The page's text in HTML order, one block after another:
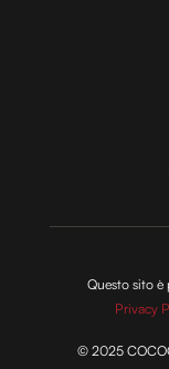
Questo sito
Privacy
© 2025